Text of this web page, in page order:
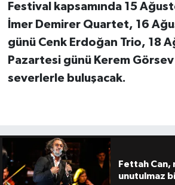
Festival kapsamında 15
İmer Demirer Quartet, 16
günü Cenk Erdoğan Trio, 18
Pazartesi günü Kerem
severlerle buluşacak.
Fettah
unutulmaz